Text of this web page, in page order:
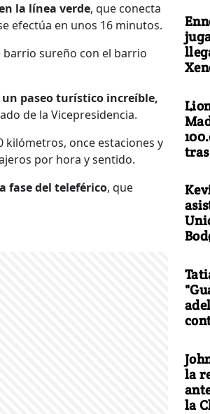
la línea verde, que conecta
efectúa en unos 16 minutos.
barrio sureño con el barrio
paseo turístico increíble,
de la Vicepresidencia.
kilómetros, once estaciones y
por hora y sentido.
fase del teleférico, que
la
la